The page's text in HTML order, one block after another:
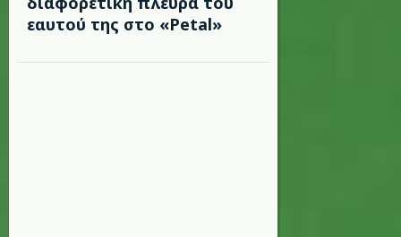
εαυτού της στο «Petal»